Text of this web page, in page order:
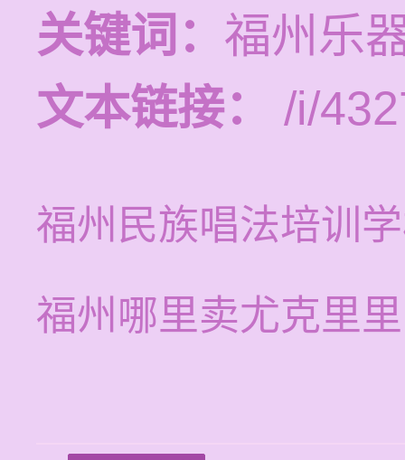
关键词： 福州乐
文本链接：
/i/
福州民族唱法培训
福州哪里卖尤克里